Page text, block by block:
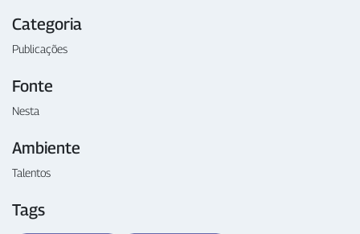
Categoria
Publicações
Fonte
Nesta
Ambiente
Talentos
Tags